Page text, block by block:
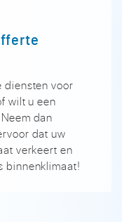
diensten voor
wilt u een
dan
dat uw
verkeert en
binnenklimaat!